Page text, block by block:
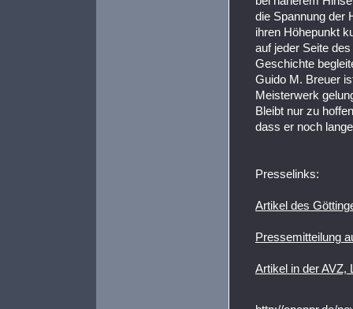
die Spannung der
ihren Höhepunkt
auf jeder Seite
Geschichte
Guido M. Breuer
Meisterwerk
Bleibt nur zu
dass er noch
Presselinks:
Artikel des
Pressemitteilung
Artikel in der AVZ,